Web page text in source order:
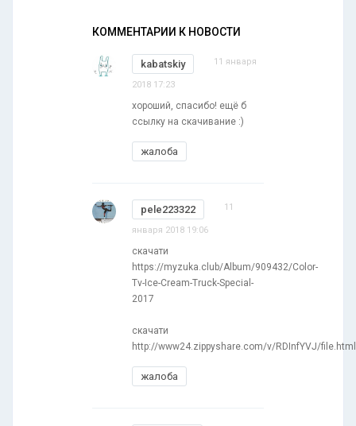
КОММЕНТАРИИ К НОВОСТИ
kabatskiy 11 января
2018 17:23
хороший, спасибо! ещё б
ссылку на скачивание :)
жалоба
pele223322 11
января 2018 19:06
скачати
https://myzuka.club/Album/909432/Color-
Tv-Ice-Cream-Truck-Special-
2017
скачати
http://www24.zippyshare.com/v/RDInfYVJ/file.html
жалоба